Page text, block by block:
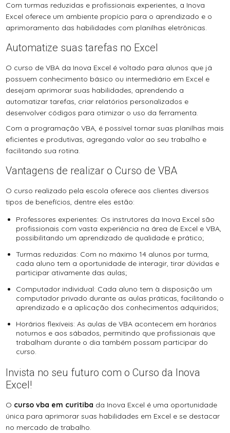
Com turmas reduzidas e profissionais experientes, a Inova
Excel oferece um ambiente propício para o aprendizado e o
aprimoramento das habilidades com planilhas eletrônicas.
Automatize suas tarefas no Excel
O curso de VBA da Inova Excel é voltado para alunos que já
possuem conhecimento básico ou intermediário em Excel e
desejam aprimorar suas habilidades, aprendendo a
automatizar tarefas, criar relatórios personalizados e
desenvolver códigos para otimizar o uso da ferramenta.
Com a programação VBA, é possível tornar suas planilhas mais
eficientes e produtivas, agregando valor ao seu trabalho e
facilitando sua rotina.
Vantagens de realizar o Curso de VBA
O curso realizado pela escola oferece aos clientes diversos
tipos de benefícios, dentre eles estão:
Professores experientes: Os instrutores da Inova Excel são
profissionais com vasta experiência na área de Excel e VBA,
possibilitando um aprendizado de qualidade e prático;
Turmas reduzidas: Com no máximo 14 alunos por turma,
cada aluno tem a oportunidade de interagir, tirar dúvidas e
participar ativamente das aulas;
Computador individual: Cada aluno tem à disposição um
computador privado durante as aulas práticas, facilitando o
aprendizado e a aplicação dos conhecimentos adquiridos;
Horários flexíveis: As aulas de VBA acontecem em horários
noturnos e aos sábados, permitindo que profissionais que
trabalham durante o dia também possam participar do
curso.
Invista no seu futuro com o Curso da Inova
Excel!
O curso vba em curitiba da Inova Excel é uma oportunidade
única para aprimorar suas habilidades em Excel e se destacar
no mercado de trabalho.